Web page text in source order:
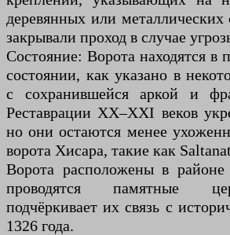
деревянных или металлических
закрывали проход в случае
Состояние: Ворота находятся в
состоянии, как указано в
с сохранившейся аркой и
Реставрации XX–XXI веков
но они остаются менее
ворота Хисара, такие как
Ворота расположены в
проводятся памятные
подчёркивает их связь с
1326 года.